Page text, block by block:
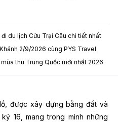
du lịch Cửu Trại Câu chi tiết nhất
2/9/2026 cùng PYS Travel
thu Trung Quốc mới nhất 2026
được xây dựng bằng đất và
16, mang trong mình những